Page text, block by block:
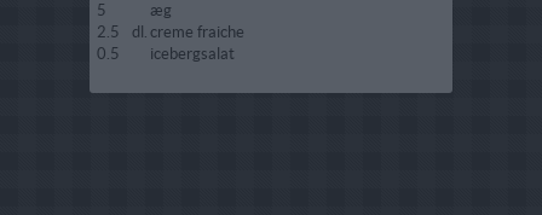
5
æg
2.5
dl. creme fraiche
0.5
icebergsalat